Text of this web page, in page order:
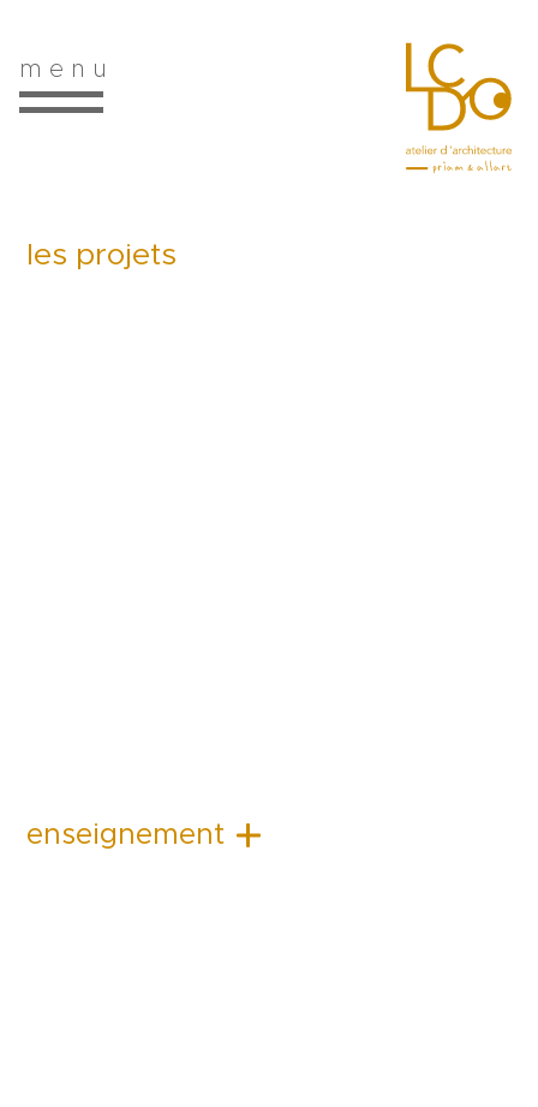
m e n u
les projets
enseignement